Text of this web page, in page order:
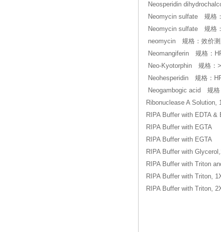
Neosperidin
Neomycin sulfate 规格
Neomycin sulfate 规格
neomycin 规格：效价
Neomangiferin 规格：
Neo-Kyotorphin 规格：
Neohesperidin 规格：
Neogambogic acid 规格
Ribonuclease A Solution,
RIPA Buffer with EDTA &
RIPA Buffer with EGTA
RIPA Buffer with EGTA
RIPA Buffer with
RIPA Buffer with Triton
RIPA Buffer with Triton,
RIPA Buffer with Triton,